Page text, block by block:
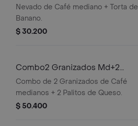
Banano
Nevado de Café mediano + Torta de
Banano.
$ 30.200
Combo2 Granizados Md+2
Palitosde Queso
Combo de 2 Granizados de Café
medianos + 2 Palitos de Queso.
$ 50.400